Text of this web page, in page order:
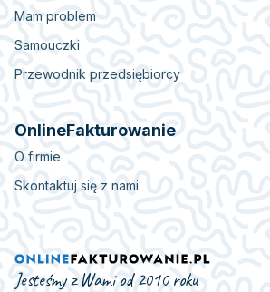
Mam problem
Samouczki
Przewodnik przedsiębiorcy
OnlineFakturowanie
O firmie
Skontaktuj się z nami
Jesteśmy z Wami od 2010 roku